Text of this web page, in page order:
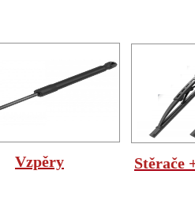
Vzpěry Stěrače